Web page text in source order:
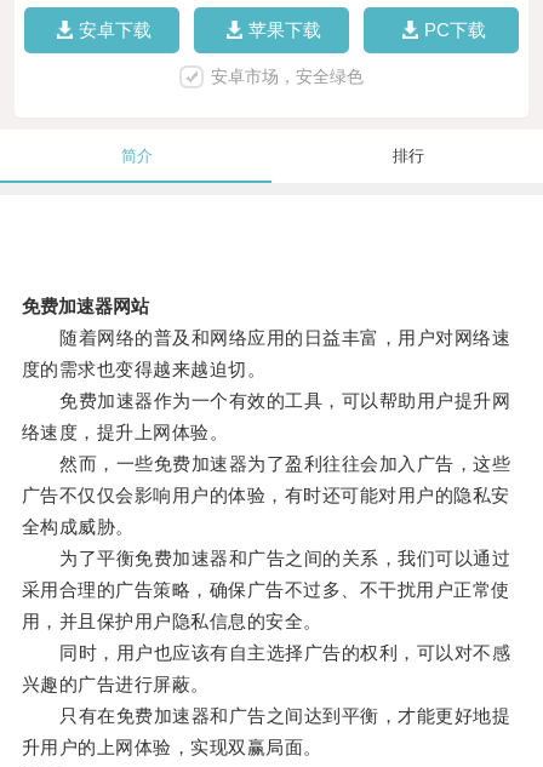
安卓下载 苹果下载 PC下载
安卓市场，安全绿色
简介 排行
免费加速器网站
随着网络的普及和网络应用的日益丰富，用户对网络速
度的需求也变得越来越迫切。
免费加速器作为一个有效的工具，可以帮助用户提升网
络速度，提升上网体验。
然而，一些免费加速器为了盈利往往会加入广告，这些
广告不仅仅会影响用户的体验，有时还可能对用户的隐私安
全构成威胁。
为了平衡免费加速器和广告之间的关系，我们可以通过
采用合理的广告策略，确保广告不过多、不干扰用户正常使
用，并且保护用户隐私信息的安全。
同时，用户也应该有自主选择广告的权利，可以对不感
兴趣的广告进行屏蔽。
只有在免费加速器和广告之间达到平衡，才能更好地提
升用户的上网体验，实现双赢局面。